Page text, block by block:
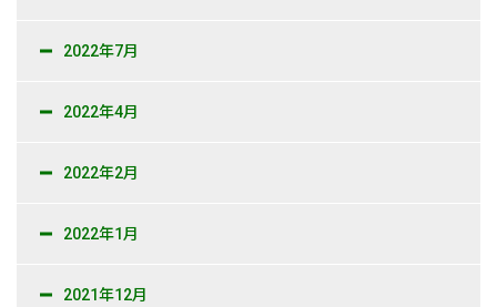
2022年7月
2022年4月
2022年2月
2022年1月
2021年12月